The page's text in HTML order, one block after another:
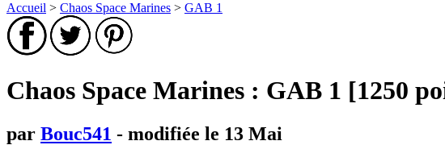
Accueil > Chaos Space Marines > GAB 1
Chaos Space Marines : GAB 1 [1250
par Bouc541 - modifiée le 13 Mai